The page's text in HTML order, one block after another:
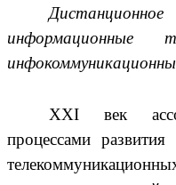
информационные
XXI век
процессами